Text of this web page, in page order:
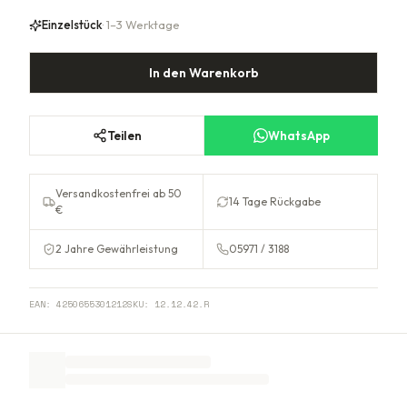
Einzelstück· 1–3 Werktage
In den Warenkorb
Teilen WhatsApp
Versandkostenfrei ab 50
€
14 Tage Rückgabe
2 Jahre Gewährleistung 05971 / 3188
EAN: 4250655301212SKU: 12.12.42.R